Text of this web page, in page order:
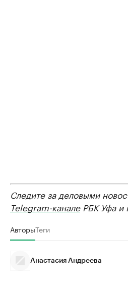
Следите за деловыми
Telegram-каналеРБК Уфа и
АвторыТеги
Анастасия Андреева